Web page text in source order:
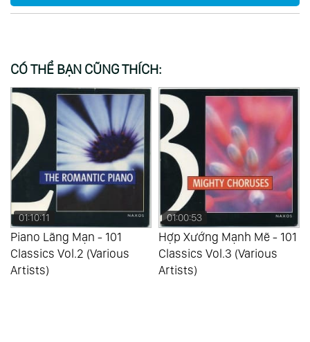
CÓ THỂ BẠN CŨNG THÍCH:
01:10:11
Piano Lãng Mạn - 101
Classics Vol.2 (Various
Artists)
01:00:53
Hợp Xướng Mạnh Mẽ - 101
Classics Vol.3 (Various
Artists)